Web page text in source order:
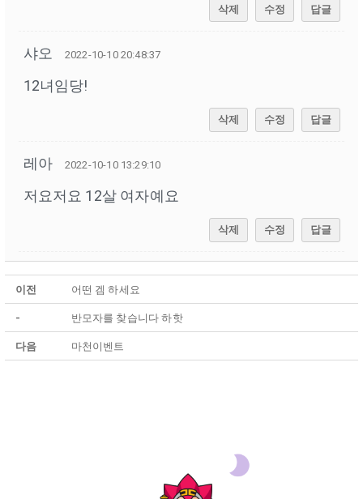
삭제 수정 답글
샤오 2022-10-10 20:48:37
12녀임당!
삭제 수정 답글
레아 2022-10-10 13:29:10
저요저요 12살 여자예요
삭제 수정 답글
이전 어떤 겜 하세요
- 반모자를 찾습니다 하핫
다음 마천이벤트